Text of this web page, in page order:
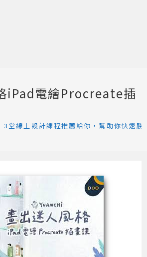
iPad電繪Procreate插
3堂線上設計課程推薦給你，幫助你快速